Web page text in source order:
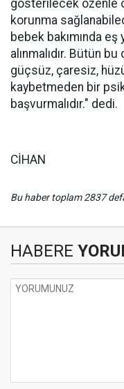
gösterilecek özenle
korunma
bebek bakımında
alınmalıdır. Bütün
güçsüz, çaresiz,
kaybetmeden bir
başvurmalıdır." dedi.
CİHAN
Bu haber toplam 2837
HABERE